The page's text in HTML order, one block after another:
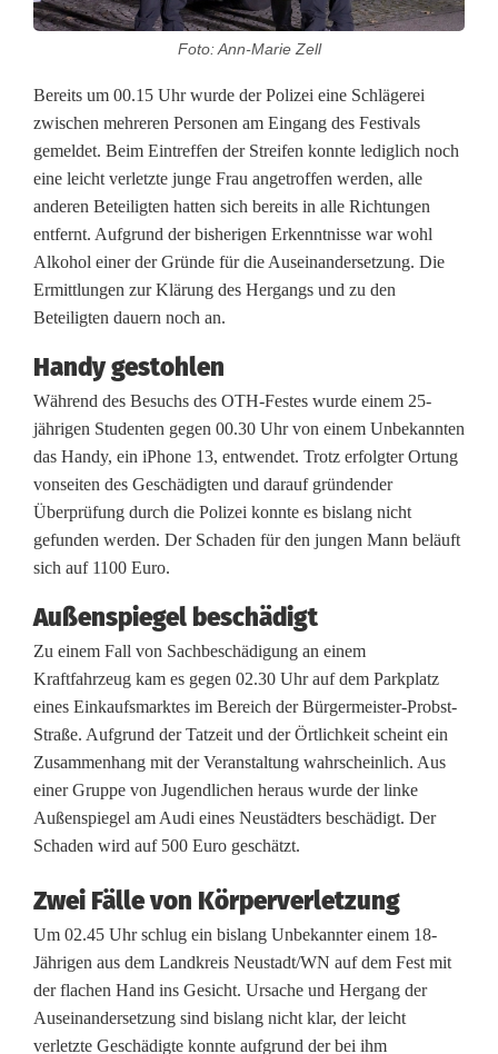
s
b
e
s
c
h
ä
f
t
i
g
t
d
i
e
P
o
l
i
z
e
i
Foto: Ann-Marie Zell
Bereits um 00.15 Uhr wurde der Polizei eine Schlägerei
zwischen mehreren Personen am Eingang des Festivals
gemeldet. Beim Eintreffen der Streifen konnte lediglich noch
eine leicht verletzte junge Frau angetroffen werden, alle
anderen Beteiligten hatten sich bereits in alle Richtungen
entfernt. Aufgrund der bisherigen Erkenntnisse war wohl
Alkohol einer der Gründe für die Auseinandersetzung. Die
Ermittlungen zur Klärung des Hergangs und zu den
Beteiligten dauern noch an.
Handy gestohlen
Während des Besuchs des OTH-Festes wurde einem 25-
jährigen Studenten gegen 00.30 Uhr von einem Unbekannten
das Handy, ein iPhone 13, entwendet. Trotz erfolgter Ortung
vonseiten des Geschädigten und darauf gründender
Überprüfung durch die Polizei konnte es bislang nicht
gefunden werden. Der Schaden für den jungen Mann beläuft
sich auf 1100 Euro.
Außenspiegel beschädigt
Zu einem Fall von Sachbeschädigung an einem
Kraftfahrzeug kam es gegen 02.30 Uhr auf dem Parkplatz
eines Einkaufsmarktes im Bereich der Bürgermeister-Probst-
Straße. Aufgrund der Tatzeit und der Örtlichkeit scheint ein
Zusammenhang mit der Veranstaltung wahrscheinlich. Aus
einer Gruppe von Jugendlichen heraus wurde der linke
Außenspiegel am Audi eines Neustädters beschädigt. Der
Schaden wird auf 500 Euro geschätzt.
Zwei Fälle von Körperverletzung
Um 02.45 Uhr schlug ein bislang Unbekannter einem 18-
Jährigen aus dem Landkreis Neustadt/WN auf dem Fest mit
der flachen Hand ins Gesicht. Ursache und Hergang der
Auseinandersetzung sind bislang nicht klar, der leicht
verletzte Geschädigte konnte aufgrund der bei ihm